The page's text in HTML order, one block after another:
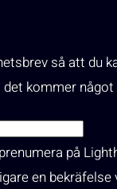
så att du
kommer
på
en bekräfelse